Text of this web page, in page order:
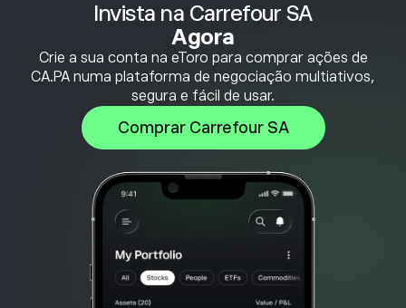
Invista na Carrefour SA
Agora
Crie a sua conta na eToro para comprar ações de
CA.PA numa plataforma de negociação multiativos,
segura e fácil de usar.
Comprar Carrefour SA